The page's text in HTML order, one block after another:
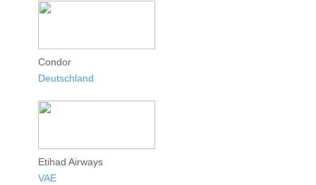
Condor
Deutschland
Etihad Airways
VAE